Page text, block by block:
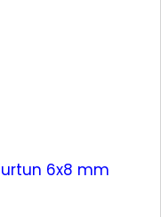
6x8 mm